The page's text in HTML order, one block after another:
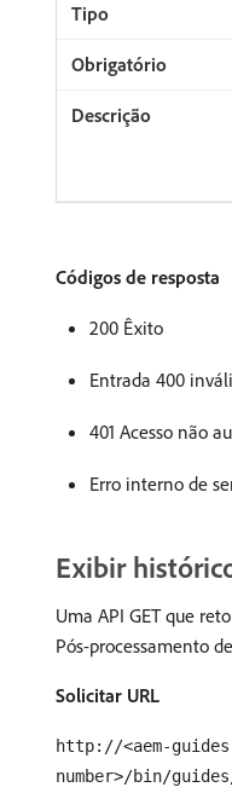
Códigos de resposta
200 Êxito
Entrada 400
401 Acesso não
Erro interno de
Exibir
Uma API GET que
Pós-processamento
Solicitar URL
http://<aem-
number>/bin/